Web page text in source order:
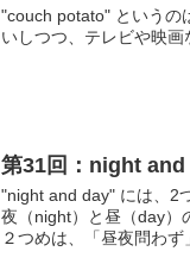
"couch potato" というの
いしつつ、テレビや映画
第31回：night and
"night and day" には、2
夜（night）と昼（day）
２つめは、「昼夜問わず